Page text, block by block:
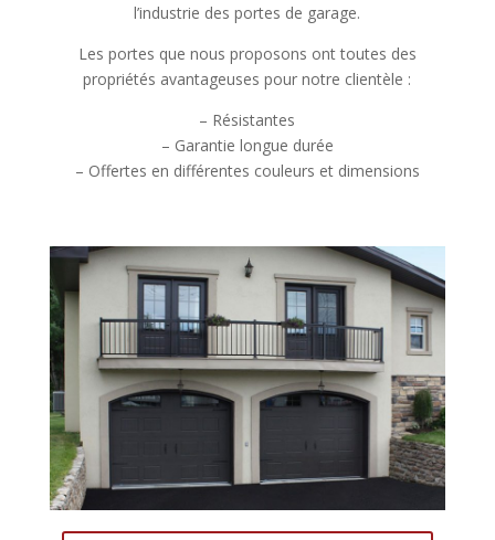
l’industrie des portes de garage.
Les portes que nous proposons ont toutes des
propriétés avantageuses pour notre clientèle :
– Résistantes
– Garantie longue durée
– Offertes en différentes couleurs et dimensions